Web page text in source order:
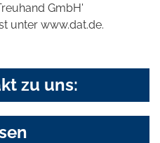
GmbH'
unter www.dat.de.
zu uns: